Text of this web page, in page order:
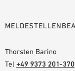
Thorsten Barino
Tel +49 9373 201-370